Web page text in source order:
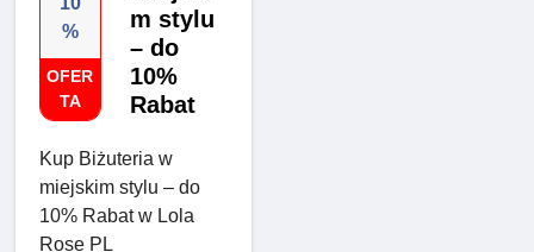
%
OFER
TA
m stylu
– do
10%
Rabat
Kup Biżuteria w
miejskim stylu – do
10% Rabat w Lola
Rose PL